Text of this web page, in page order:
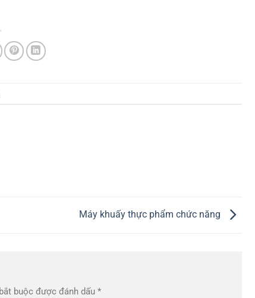
Máy khuấy thực phẩm chức năng
buộc được đánh dấu *